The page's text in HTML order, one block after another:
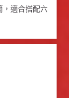
，適合搭配六